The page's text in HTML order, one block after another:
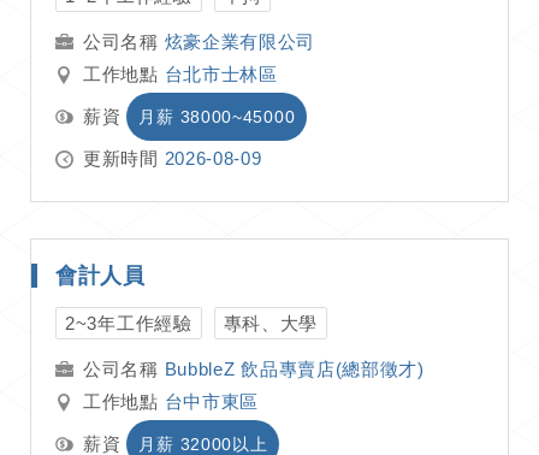
炫豪企業有限公司
工作地點 台北市士林區
薪資 月薪 38000~45000
更新時間 2026-08-09
會計人員
2~3年工作經驗 專科、大學
BubbleZ 飲品專賣店(總部徵才)
工作地點 台中市東區
薪資 月薪 32000以上